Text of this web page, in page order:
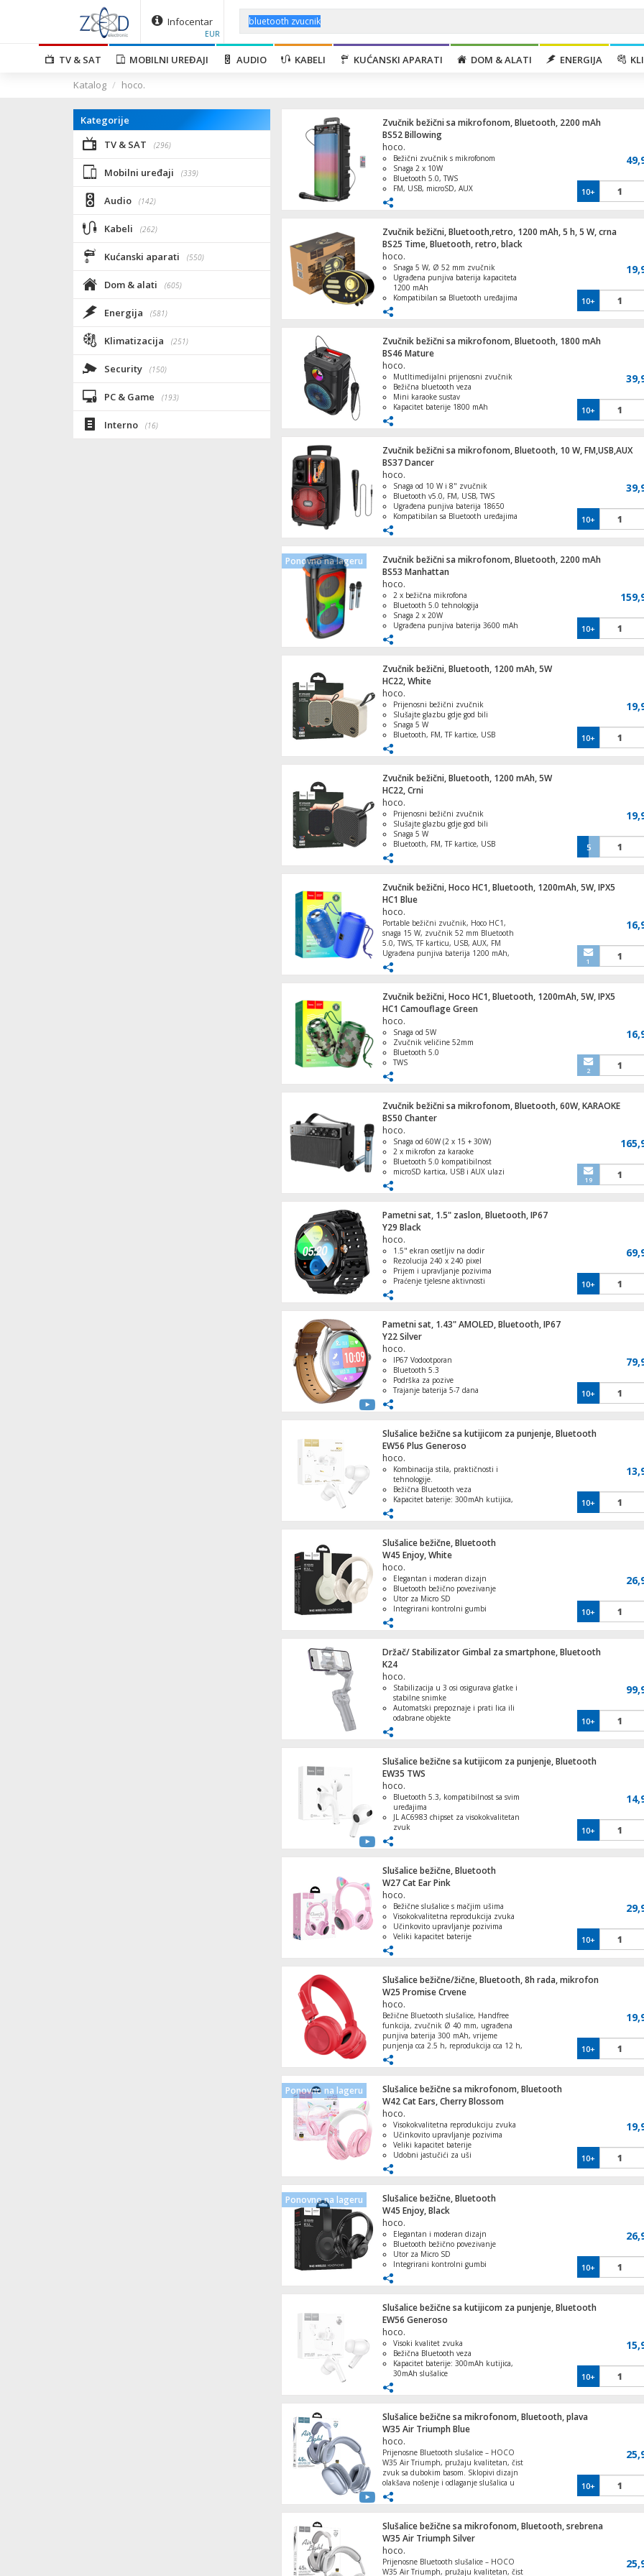
Infocentar
EUR
TV & SAT MOBILNI UREĐAJI AUDIO KABELI KUĆANSKI APARATI DOM & ALATI ENERGIJA
Katalog
hoco.
Kategorije
TV & SAT
(296)
Mobilni uređaji (339)
Audio (142)
Kabeli (262)
Kućanski aparati (550)
Dom & alati (605)
Energija (581)
Klimatizacija (251)
Security (150)
PC & Game (193)
Interno (16)
Zvučnik bežični sa mikrofonom, Bluetooth, 2200 mAh
BS52 Billowing
hoco.
Bežični zvučnik s mikrofonom
Snaga 2 x 10W
Bluetooth 5.0, TWS
FM, USB, microSD, AUX
10+
Zvučnik bežični, Bluetooth,retro, 1200 mAh, 5 h, 5 W, crna
BS25 Time, Bluetooth, retro, black
hoco.
Snaga 5 W, Ø 52 mm zvučnik
Ugrađena punjiva baterija kapaciteta
1200 mAh
Kompatibilan sa Bluetooth uređajima
3.5mm audio ulaz (AUX), utor za
micro SD karticu
10+
Zvučnik bežični sa mikrofonom, Bluetooth, 1800 mAh
BS46 Mature
hoco.
Mutltimedijalni prijenosni zvučnik
Bežična bluetooth veza
Mini karaoke sustav
Kapacitet baterije 1800 mAh
10+
Zvučnik bežični sa mikrofonom, Bluetooth, 10 W, FM,USB,AUX
BS37 Dancer
hoco.
Snaga od 10 W i 8" zvučnik
Bluetooth v5.0, FM, USB, TWS
Ugrađena punjiva baterija 18650
Kompatibilan sa Bluetooth uređajima
10+
Ponovno na lageru
Zvučnik bežični sa mikrofonom, Bluetooth, 2200 mAh
BS53 Manhattan
hoco.
2 x bežična mikrofona
Bluetooth 5.0 tehnologija
Snaga 2 x 20W
Ugrađena punjiva baterija 3600 mAh
Bluetoothom
10+
Zvučnik bežični, Bluetooth, 1200 mAh, 5W
HC22, White
hoco.
Prijenosni bežični zvučnik
Slušajte glazbu gdje god bili
Snaga 5 W
Bluetooth, FM, TF kartice, USB
Kapacitet baterije 1200 mAh
10+
Zvučnik bežični, Bluetooth, 1200 mAh, 5W
HC22, Crni
hoco.
Prijenosni bežični zvučnik
Slušajte glazbu gdje god bili
Snaga 5 W
Bluetooth, FM, TF kartice, USB
Kapacitet baterije 1200 mAh
5
Zvučnik bežični, Hoco HC1, Bluetooth, 1200mAh, 5W, IPX5
HC1 Blue
hoco.
Portable bežični zvučnik, Hoco HC1,
snaga 15 W, zvučnik 52 mm Bluetooth
5.0, TWS, TF karticu, USB, AUX, FM
Ugrađena punjiva baterija 1200 mAh,
vrijeme punjenja 2 h, reprodukcija do 4
h. Kompatibilan sa svim uređajima koji
posjeduju bluetooth konekciju (PC, MAC,
SmartPhone , Tablet). Dimenzije: 142 x
85 x 85 mm, boja plava
1
Zvučnik bežični, Hoco HC1, Bluetooth, 1200mAh, 5W, IPX5
HC1 Camouflage Green
hoco.
Snaga od 5W
Zvučnik veličine 52mm
Bluetooth 5.0
TWS
USB
AUX
FM
Ugrađena punjiva baterija kapaciteta
1200mAh
Otporan na prskanje vode (IPX5)
Dimenzije 142 x 85 x 85mm
Maskirna zelena boja
2
Zvučnik bežični sa mikrofonom, Bluetooth, 60W, KARAOKE
BS50 Chanter
hoco.
Snaga od 60W (2 x 15 + 30W)
2 x mikrofon za karaoke
Bluetooth 5.0 kompatibilnost
microSD kartica, USB i AUX ulazi
19
Pametni sat, 1.5" zaslon, Bluetooth, IP67
Y29 Black
hoco.
1.5" ekran osetljiv na dodir
Rezolucija 240 x 240 pixel
Prijem i upravljanje pozivima
Praćenje tjelesne aktivnosti
10+
Pametni sat, 1.43" AMOLED, Bluetooth, IP67
Y22 Silver
hoco.
IP67 Vodootporan
Bluetooth 5.3
Podrška za pozive
Trajanje baterija 5-7 dana
10+
Slušalice bežične sa kutijicom za punjenje, Bluetooth
EW56 Plus Generoso
hoco.
Kombinacija stila, praktičnosti i
tehnologije.
Bežična Bluetooth veza
Kapacitet baterije: 300mAh kutijica,
Do 4 sata neprekidnog korištenja
Kompaktna veličina, lagane i prenosne
10+
Slušalice bežične, Bluetooth
W45 Enjoy, White
hoco.
Elegantan i moderan dizajn
Bluetooth bežično povezivanje
Utor za Micro SD
Integrirani kontrolni gumbi
10+
Držač/ Stabilizator Gimbal za smartphone, Bluetooth
K24
hoco.
Stabilizacija u 3 osi osigurava glatke i
stabilne snimke
Automatski prepoznaje i prati lica ili
odabrane objekte
Dugo vrijeme rada
Podržava većinu pametnih telefona na
tržištu
10+
Slušalice bežične sa kutijicom za punjenje, Bluetooth
EW35 TWS
hoco.
Bluetooth 5.3, kompatibilnost sa svim
uređajima
JL AC6983 chipset za visokokvalitetan
zvuk
30mAh slušalice
Do 4 sata neprekidnog korištenja
Standby do 150 sati, lagane i
prijenosne.
10+
Slušalice bežične, Bluetooth
W27 Cat Ear Pink
hoco.
Bežične slušalice s mačjim ušima
Visokokvalitetna reprodukcija zvuka
Učinkovito upravljanje pozivima
Veliki kapacitet baterije
10+
Slušalice bežične/žične, Bluetooth, 8h rada, mikrofon
W25 Promise Crvene
hoco.
Bežične Bluetooth slušalice, Handfree
funkcija, zvučnik Ø 40 mm, ugrađena
punjiva baterija 300 mAh, vrijeme
punjenja cca 2.5 h, reprodukcija cca 12 h,
standby do 200 h, utor za TF memorijsku
karticu, dimenzije 180 x 150 x 70 mm,
boja crvena
10+
Ponovno na lageru
Slušalice bežične sa mikrofonom, Bluetooth
W42 Cat Ears, Cherry Blossom
hoco.
Visokokvalitetna reprodukciju zvuka
Učinkovito upravljanje pozivima
Veliki kapacitet baterije
Udobni jastučići za uši
10+
Ponovno na lageru
Slušalice bežične, Bluetooth
W45 Enjoy, Black
hoco.
Elegantan i moderan dizajn
Bluetooth bežično povezivanje
Utor za Micro SD
Integrirani kontrolni gumbi
10+
Slušalice bežične sa kutijicom za punjenje, Bluetooth
EW56 Generoso
hoco.
Visoki kvalitet zvuka
Bežična Bluetooth veza
Kapacitet baterije: 300mAh kutijica,
30mAh slušalice
Standby do 150 sati
Kompaktna veličina, lagane i prenosne
10+
Slušalice bežične sa mikrofonom, Bluetooth, plava
W35 Air Triumph Blue
hoco.
Prijenosne Bluetooth slušalice – HOCO
W35 Air Triumph, pružaju kvalitetan, čist
zvuk sa dubokim basom. Sklopivi dizajn
olakšava nošenje i odlaganje slušalica u
torbi ili ruksaku. Bežični Bluetooth
prenos omogućava vam da uživate u
omiljenoj muzici u odličnom kvalitetu,
bez potrebe za kablom. Sklopivi dizajn
olakšava nošenje i odlaganje slušalica u
ruksaku ili torbi. Udobni štitnici za uši
omogućavaju vam da slušate muziku
mnogo sati bez osjećaja nelagode. Podesivo
– slušalice se lako mogu prilagoditi
10+
Slušalice bežične sa mikrofonom, Bluetooth, srebrena
W35 Air Triumph Silver
hoco.
Prijenosne Bluetooth slušalice – HOCO
W35 Air Triumph, pružaju kvalitetan, čist
Aparat za slushy, kapacitet 2 lit., 200W
Ventilator stupni, 40W, LED zaslon, 80°
oscilacija
Automatski tajmer za navodnjavanje
Ventilator stupni, 50W, LED zaslon, 45°
Slušalice bežične, Bluetooth
Kuhalo za vodu, zapremina 2.0 l, 1500 W
Multišalter 4 satelita na 16 utičnica